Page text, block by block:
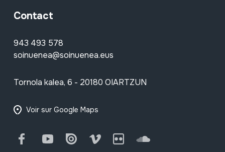
Contact
943 493 578
soinuenea@soinuenea.eus
Tornola kalea, 6 - 20180 OIARTZUN
Voir sur Google Maps
FacebookYoutube Issuu Vimeo Flickr SoundCloud